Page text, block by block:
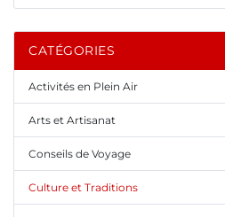
CATÉGORIES
Activités en Plein Air
Arts et Artisanat
Conseils de Voyage
Culture et Traditions